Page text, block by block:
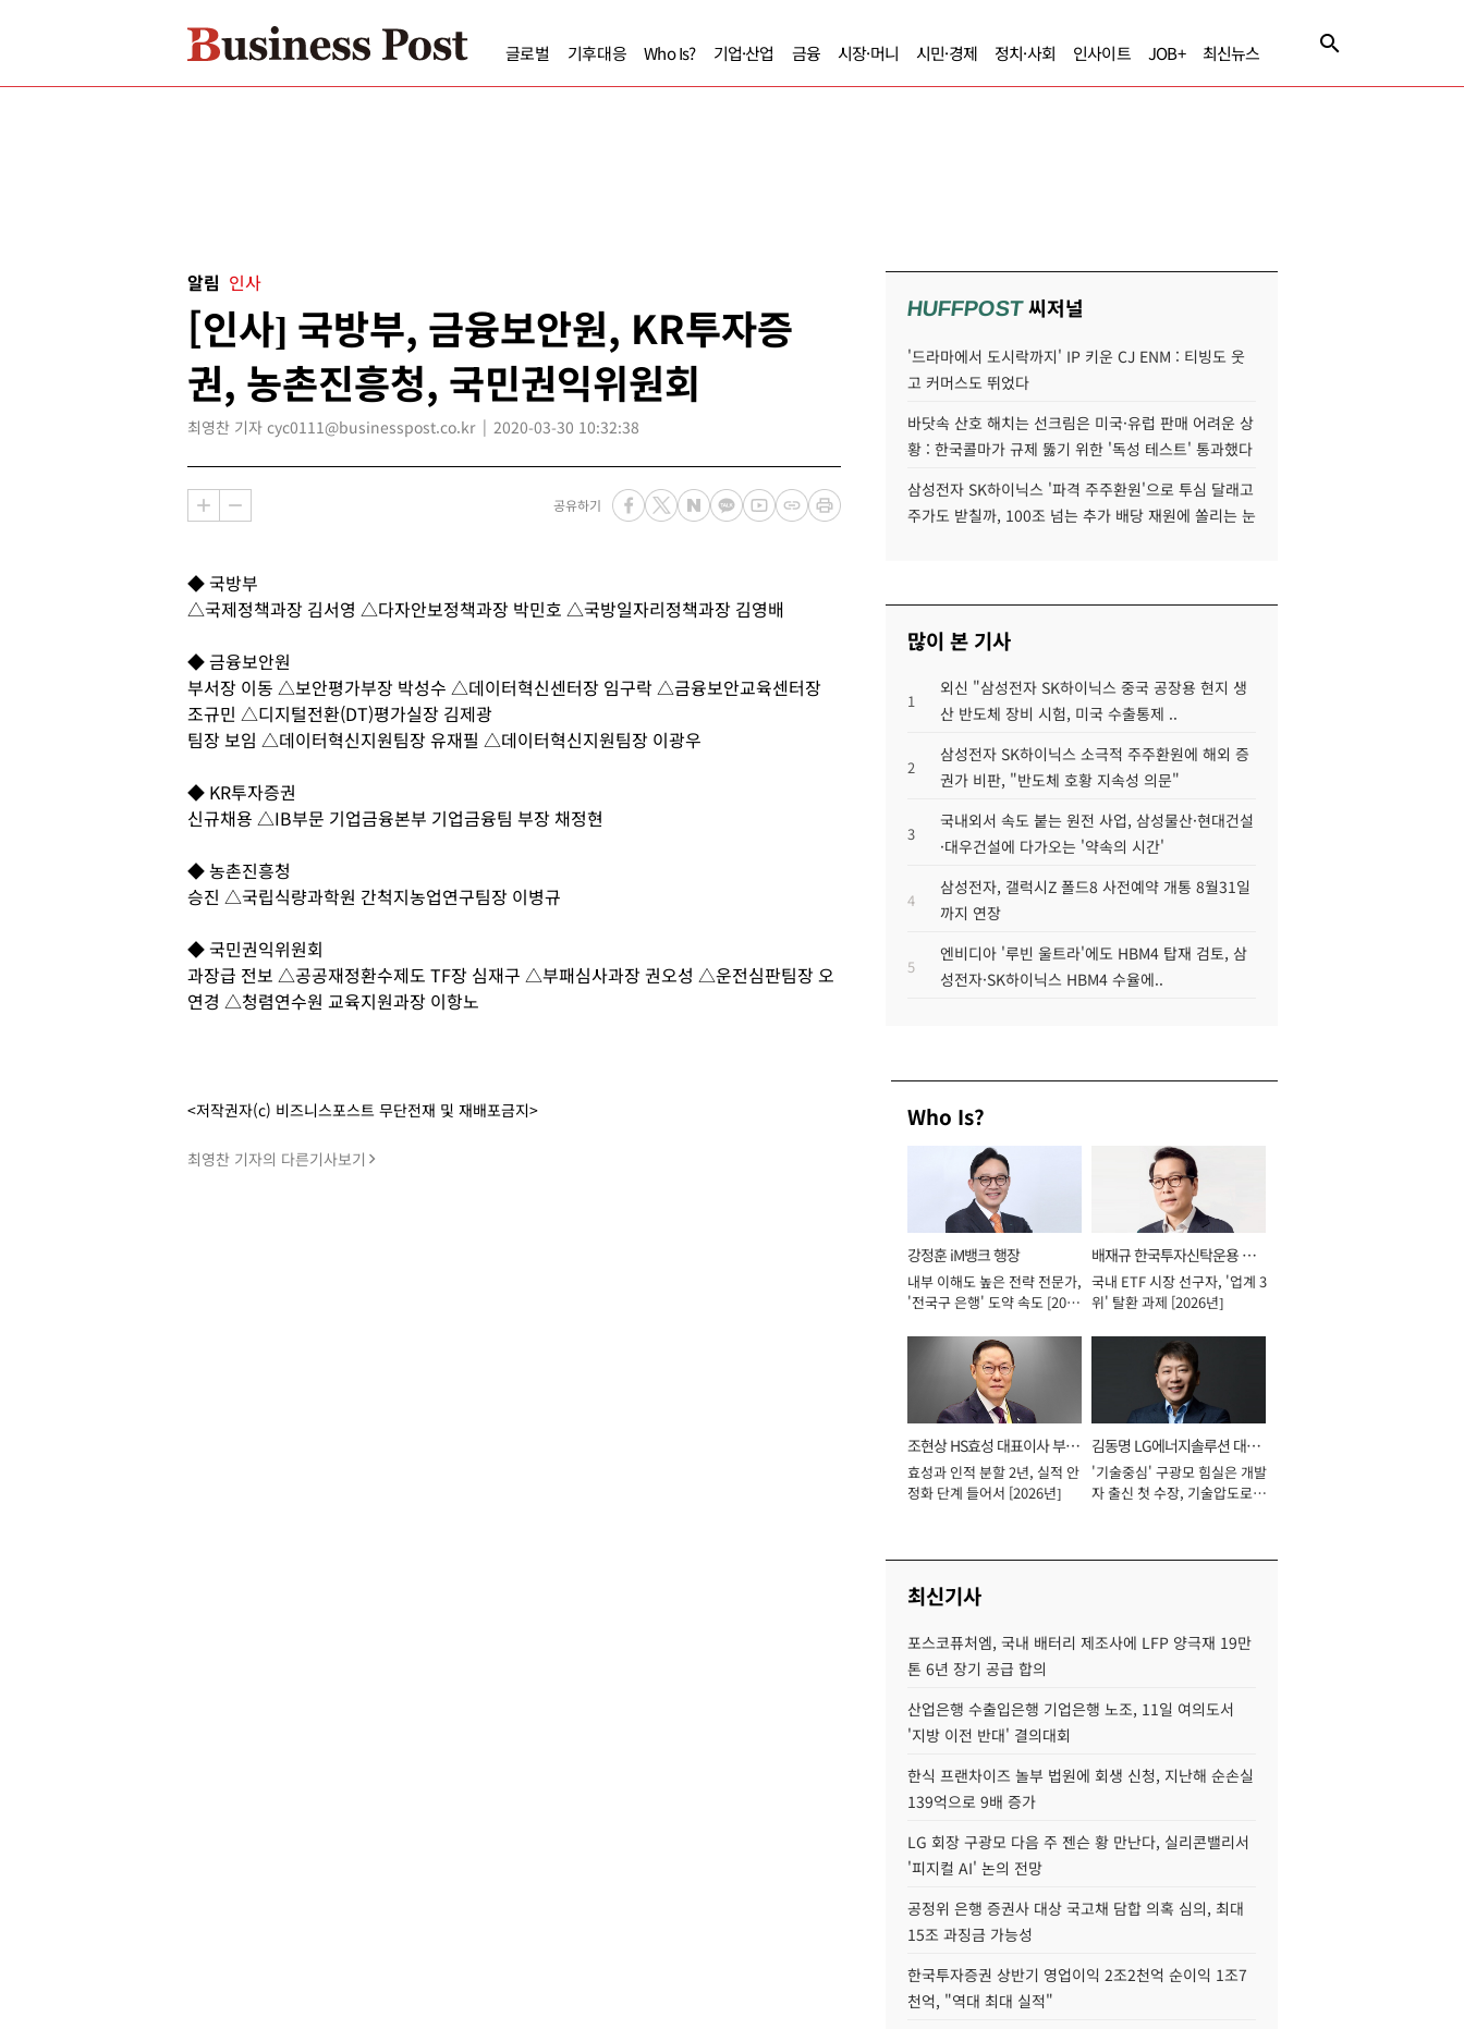
글로벌 기후대응 Who Is? 기업·산업 금융 시장·머니 시민·경제 정치·사회 인사이트 JOB+ 최신뉴스
알림 인사
[인사] 국방부, 금융보안원, KR투자증
권, 농촌진흥청, 국민권익위원회
최영찬 기자 cyc0111@businesspost.co.kr 2020-03-30 10:32:38
공유하기
◆ 국방부
△국제정책과장 김서영 △다자안보정책과장 박민호 △국방일자리정책과장 김영배
◆ 금융보안원
부서장 이동 △보안평가부장 박성수 △데이터혁신센터장 임구락 △금융보안교육센터장
조규민 △디지털전환(DT)평가실장 김제광
팀장 보임 △데이터혁신지원팀장 유재필 △데이터혁신지원팀장 이광우
◆ KR투자증권
신규채용 △IB부문 기업금융본부 기업금융팀 부장 채정현
◆ 농촌진흥청
승진 △국립식량과학원 간척지농업연구팀장 이병규
◆ 국민권익위원회
과장급 전보 △공공재정환수제도 TF장 심재구 △부패심사과장 권오성 △운전심판팀장 오
연경 △청렴연수원 교육지원과장 이항노
<저작권자(c) 비즈니스포스트 무단전재 및 재배포금지>
최영찬 기자의 다른기사보기
HUFFPOST씨저널
'드라마에서 도시락까지' IP 키운 CJ ENM : 티빙도 웃
고 커머스도 뛰었다
바닷속 산호 해치는 선크림은 미국·유럽 판매 어려운 상
황 : 한국콜마가 규제 뚫기 위한 '독성 테스트' 통과했다
삼성전자 SK하이닉스 '파격 주주환원'으로 투심 달래고
주가도 받칠까, 100조 넘는 추가 배당 재원에 쏠리는 눈
많이 본 기사
1
외신 "삼성전자 SK하이닉스 중국 공장용 현지 생
산 반도체 장비 시험, 미국 수출통제 ..
2
삼성전자 SK하이닉스 소극적 주주환원에 해외 증
권가 비판, "반도체 호황 지속성 의문"
3
국내외서 속도 붙는 원전 사업, 삼성물산·현대건설
·대우건설에 다가오는 '약속의 시간'
4
삼성전자, 갤럭시Z 폴드8 사전예약 개통 8월31일
까지 연장
5
엔비디아 '루빈 울트라'에도 HBM4 탑재 검토, 삼
성전자·SK하이닉스 HBM4 수율에..
Who Is?
강정훈 iM뱅크 행장
내부 이해도 높은 전략 전문가,
'전국구 은행' 도약 속도 [2026
배재규 한국투자신탁운용 대
표이사 사장
국내 ETF 시장 선구자, '업계 3
위' 탈환 과제 [2026년]
조현상 HS효성 대표이사 부회
장
효성과 인적 분할 2년, 실적 안
정화 단계 들어서 [2026년]
김동명 LG에너지솔루션 대표
이사 사장
'기술중심' 구광모 힘실은 개발
자 출신 첫 수장, 기술압도로
최신기사
포스코퓨처엠, 국내 배터리 제조사에 LFP 양극재 19만
톤 6년 장기 공급 합의
산업은행 수출입은행 기업은행 노조, 11일 여의도서
'지방 이전 반대' 결의대회
한식 프랜차이즈 놀부 법원에 회생 신청, 지난해 순손실
139억으로 9배 증가
LG 회장 구광모 다음 주 젠슨 황 만난다, 실리콘밸리서
'피지컬 AI' 논의 전망
공정위 은행 증권사 대상 국고채 담합 의혹 심의, 최대
15조 과징금 가능성
한국투자증권 상반기 영업이익 2조2천억 순이익 1조7
천억, "역대 최대 실적"